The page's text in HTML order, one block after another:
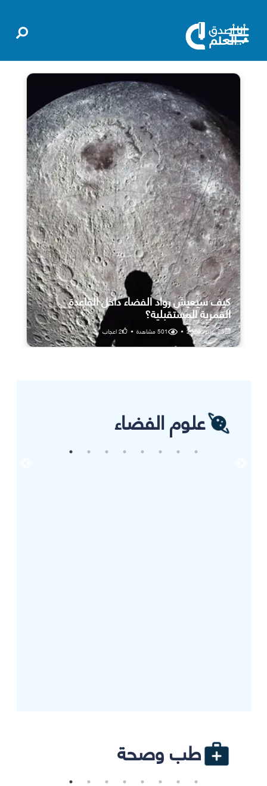
كيف سيعيش رواد الفضاء داخل القاعدة
القمرية المستقبلية؟
25 يوليو، 2026 •
501مشاهدة •
2اعجاب
علوم الفضاء
طب وصحة